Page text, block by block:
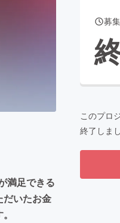
満足できる
だいたお金
募
このプロ
終了しま